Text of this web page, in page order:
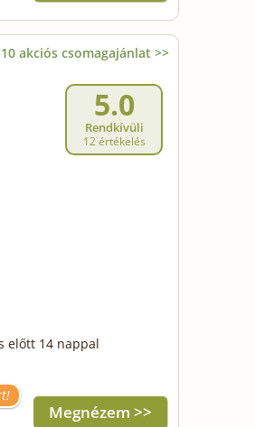
10 akciós csomagajánlat >>
5.0
Rendkívüli
12 értékelés
előtt 14 nappal
Megnézem >>